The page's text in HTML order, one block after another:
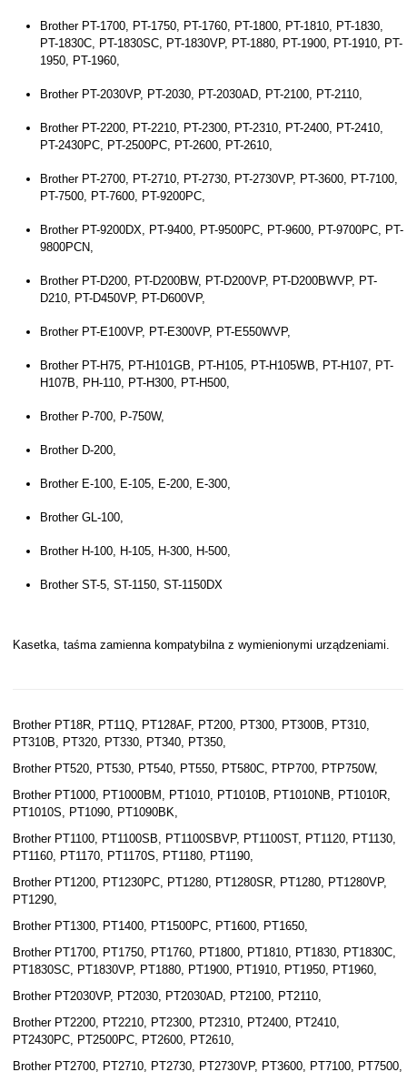
Brother PT-1700, PT-1750, PT-1760, PT-1800, PT-1810, PT-1830,
PT-1830C, PT-1830SC, PT-1830VP, PT-1880, PT-1900, PT-1910, PT-
1950, PT-1960,
Brother PT-2030VP, PT-2030, PT-2030AD, PT-2100, PT-2110,
Brother PT-2200, PT-2210, PT-2300, PT-2310, PT-2400, PT-2410,
PT-2430PC, PT-2500PC, PT-2600, PT-2610,
Brother PT-2700, PT-2710, PT-2730, PT-2730VP, PT-3600, PT-7100,
PT-7500, PT-7600, PT-9200PC,
Brother PT-9200DX, PT-9400, PT-9500PC, PT-9600, PT-9700PC, PT-
9800PCN,
Brother PT-D200, PT-D200BW, PT-D200VP, PT-D200BWVP, PT-
D210, PT-D450VP, PT-D600VP,
Brother PT-E100VP, PT-E300VP, PT-E550WVP,
Brother PT-H75, PT-H101GB, PT-H105, PT-H105WB, PT-H107, PT-
H107B, PH-110, PT-H300, PT-H500,
Brother P-700, P-750W,
Brother D-200,
Brother E-100, E-105, E-200, E-300,
Brother GL-100,
Brother H-100, H-105, H-300, H-500,
Brother ST-5, ST-1150, ST-1150DX
Kasetka, taśma zamienna kompatybilna z wymienionymi urządzeniami.
Brother PT18R, PT11Q, PT128AF, PT200, PT300, PT300B, PT310,
PT310B, PT320, PT330, PT340, PT350,
Brother PT520, PT530, PT540, PT550, PT580C, PTP700, PTP750W,
Brother PT1000, PT1000BM, PT1010, PT1010B, PT1010NB, PT1010R,
PT1010S, PT1090, PT1090BK,
Brother PT1100, PT1100SB, PT1100SBVP, PT1100ST, PT1120, PT1130,
PT1160, PT1170, PT1170S, PT1180, PT1190,
Brother PT1200, PT1230PC, PT1280, PT1280SR, PT1280, PT1280VP,
PT1290,
Brother PT1300, PT1400, PT1500PC, PT1600, PT1650,
Brother PT1700, PT1750, PT1760, PT1800, PT1810, PT1830, PT1830C,
PT1830SC, PT1830VP, PT1880, PT1900, PT1910, PT1950, PT1960,
Brother PT2030VP, PT2030, PT2030AD, PT2100, PT2110,
Brother PT2200, PT2210, PT2300, PT2310, PT2400, PT2410,
PT2430PC, PT2500PC, PT2600, PT2610,
Brother PT2700, PT2710, PT2730, PT2730VP, PT3600, PT7100, PT7500,